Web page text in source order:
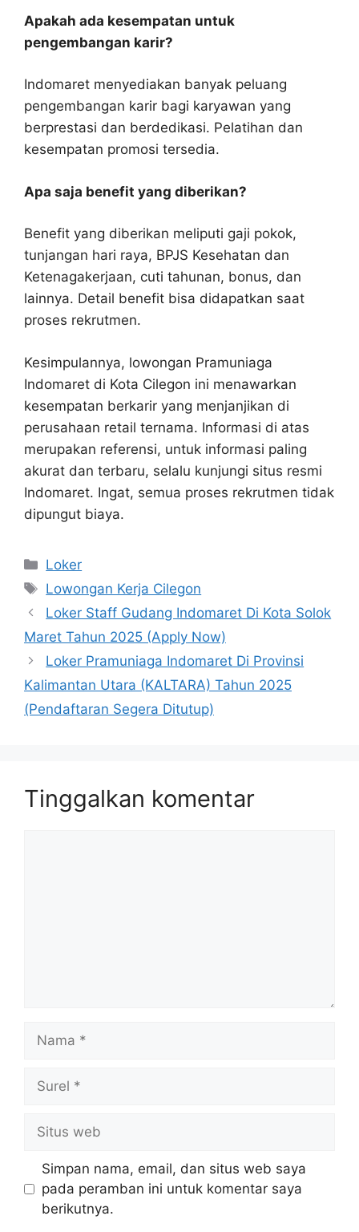
Apakah ada kesempatan untuk
pengembangan karir?
Indomaret menyediakan banyak peluang
pengembangan karir bagi karyawan yang
berprestasi dan berdedikasi. Pelatihan dan
kesempatan promosi tersedia.
Apa saja benefit yang diberikan?
Benefit yang diberikan meliputi gaji pokok,
tunjangan hari raya, BPJS Kesehatan dan
Ketenagakerjaan, cuti tahunan, bonus, dan
lainnya. Detail benefit bisa didapatkan saat
proses rekrutmen.
Kesimpulannya, lowongan Pramuniaga
Indomaret di Kota Cilegon ini menawarkan
kesempatan berkarir yang menjanjikan di
perusahaan retail ternama. Informasi di atas
merupakan referensi, untuk informasi paling
akurat dan terbaru, selalu kunjungi situs resmi
Indomaret. Ingat, semua proses rekrutmen tidak
dipungut biaya.
Kategori
Loker
Tag
Lowongan Kerja Cilegon
Loker Staff Gudang Indomaret Di Kota Solok
Maret Tahun 2025 (Apply Now)
Loker Pramuniaga Indomaret Di Provinsi
Kalimantan Utara (KALTARA) Tahun 2025
(Pendaftaran Segera Ditutup)
Tinggalkan komentar
web
Simpan nama, email, dan situs web saya
pada peramban ini untuk komentar saya
berikutnya.